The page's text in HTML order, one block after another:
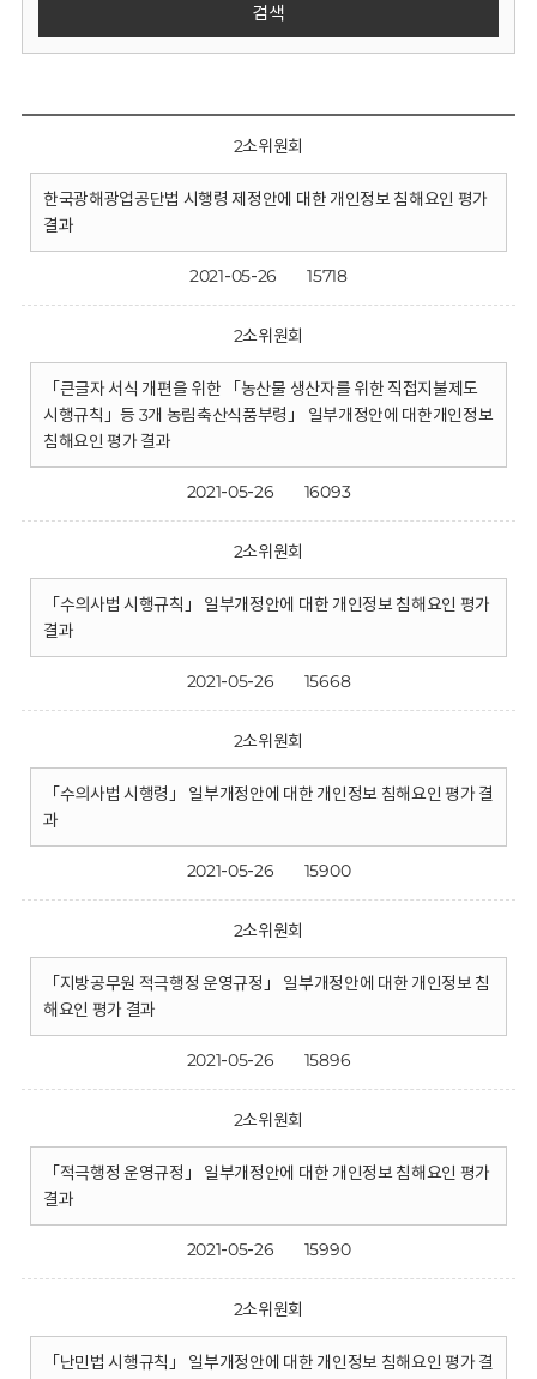
검색
2소위원회
한국광해광업공단법 시행령 제정안에 대한 개인정보 침해요인 평가
결과
2021-05-26 15718
2소위원회
「큰글자 서식 개편을 위한 「농산물 생산자를 위한 직접지불제도
시행규칙」등 3개 농림축산식품부령」 일부개정안에 대한개인정보
침해요인 평가 결과
2021-05-26 16093
2소위원회
「수의사법 시행규칙」 일부개정안에 대한 개인정보 침해요인 평가
결과
2021-05-26 15668
2소위원회
「수의사법 시행령」 일부개정안에 대한 개인정보 침해요인 평가 결
과
2021-05-26 15900
2소위원회
「지방공무원 적극행정 운영규정」 일부개정안에 대한 개인정보 침
해요인 평가 결과
2021-05-26 15896
2소위원회
「적극행정 운영규정」 일부개정안에 대한 개인정보 침해요인 평가
결과
2021-05-26 15990
2소위원회
「난민법 시행규칙」 일부개정안에 대한 개인정보 침해요인 평가 결